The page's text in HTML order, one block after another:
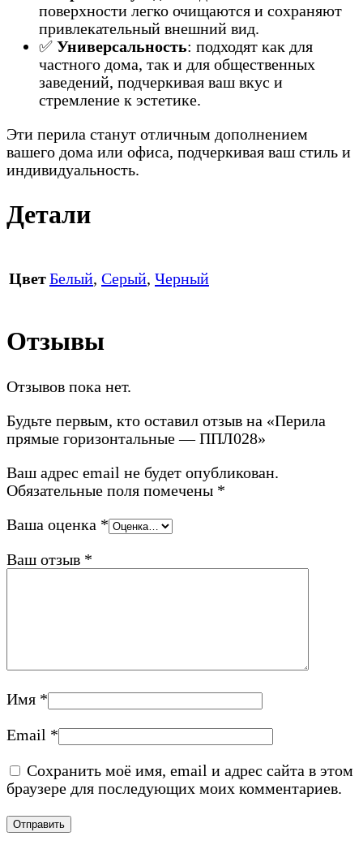
поверхности легко очищаются и сохраняют
привлекательный внешний вид.
✅ Универсальность: подходят как для
частного дома, так и для общественных
заведений, подчеркивая ваш вкус и
стремление к эстетике.
Эти перила станут отличным дополнением
вашего дома или офиса, подчеркивая ваш стиль и
индивидуальность.
Детали
ЦветБелый, Серый, Черный
Отзывы
Отзывов пока нет.
Будьте первым, кто оставил отзыв на «Перила
прямые горизонтальные — ППЛ028»
Ваш адрес email не будет опубликован.
Обязательные поля помечены *
Ваша оценка *
Ваш отзыв *
Имя *
Email *
Сохранить моё имя, email и адрес сайта в этом
браузере для последующих моих комментариев.